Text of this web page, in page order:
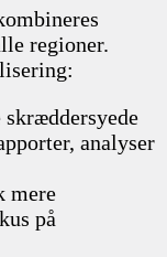
regioner.
analyser
mere
på